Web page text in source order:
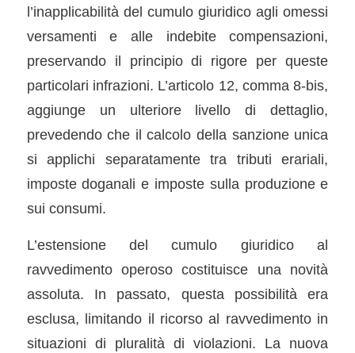
l’inapplicabilità del cumulo giuridico agli omessi
versamenti e alle indebite compensazioni,
preservando il principio di rigore per queste
particolari infrazioni. L’articolo 12, comma 8-bis,
aggiunge un ulteriore livello di dettaglio,
prevedendo che il calcolo della sanzione unica
si applichi separatamente tra tributi erariali,
imposte doganali e imposte sulla produzione e
sui consumi.
L’estensione del cumulo giuridico al
ravvedimento operoso costituisce una novità
assoluta. In passato, questa possibilità era
esclusa, limitando il ricorso al ravvedimento in
situazioni di pluralità di violazioni. La nuova